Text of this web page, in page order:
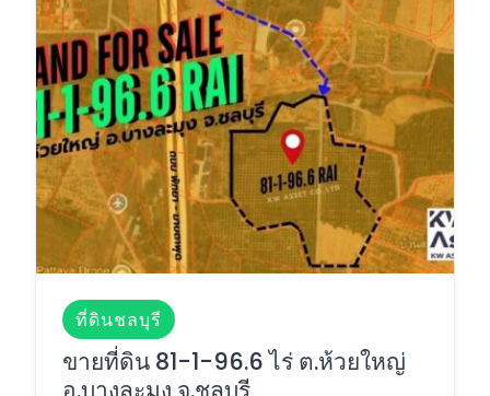
ที่ดินชลบุรี
ขายที่ดิน 81-1-96.6 ไร่ ต.ห้วยใหญ่